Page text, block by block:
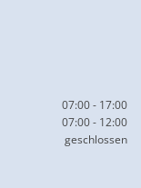
07:00 - 17:00
07:00 - 12:00
geschlossen